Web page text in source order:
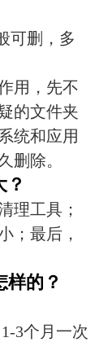
可删，多
用，先不
的文件夹
统和应用
删除。
理工具；
；最后，
样的？
3个月一次